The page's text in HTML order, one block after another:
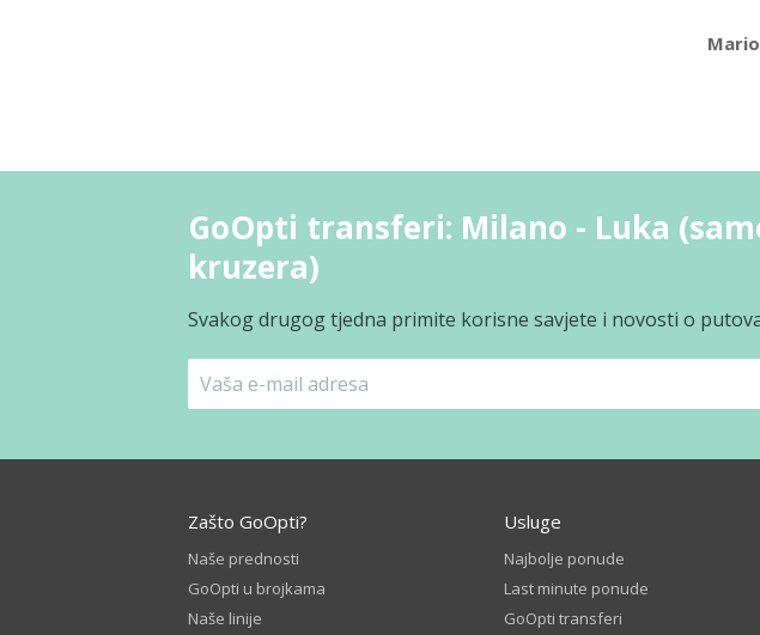
GoOpti transferi: Milano - Luka
kruzera)
Svakog drugog tjedna primite korisne savjete i novosti o
Zašto GoOpti?
Naše prednosti
GoOpti u brojkama
Naše linije
Usluge
Najbolje ponude
Last minute ponude
GoOpti transferi